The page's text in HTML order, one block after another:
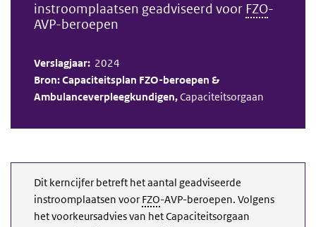
instroomplaatsen geadviseerd voor FZO-
AVP-beroepen
Verslagjaar: 2024
Bron: Capaciteitsplan FZO-beroepen &
Ambulanceverpleegkundigen,Capaciteitsorgaan
Dit kerncijfer betreft het aantal geadviseerde
instroomplaatsen voor FZO-AVP-beroepen. Volgens
het voorkeursadvies van het Capaciteitsorgaan